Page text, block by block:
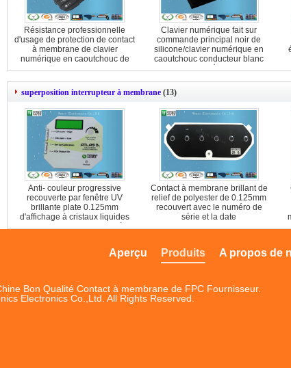
Résistance professionnelle
d'usage de protection de contact
à membrane de clavier
numérique en caoutchouc de
silicone de plastique conducteur
Clavier numérique fait sur
commande principal noir de
silicone/clavier numérique en
caoutchouc conducteur blanc
d'impression d'écran en soie
superposition interrupteur à membrane (13)
Anti- couleur progressive
recouverte par fenêtre UV
brillante plate 0.125mm
d'affichage à cristaux liquides
de Transluent de contact à
Contact à membrane brillant de
relief de polyester de 0.125mm
recouvert avec le numéro de
série et la date
A propos de
Produits
Aperçu
Bon Qualité Contact à membrane de FPC Fournisseur.
Electronics Co.,Ltd. All Rights Reserved.